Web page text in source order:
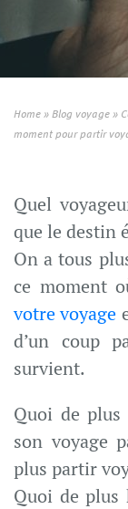
Home » Blog voyage »
moment pour partir
Quel
que le destin
On a tous
ce moment
votre voyage
d’un coup
survient.
Quoi de
son voyage
plus partir
Quoi de plus